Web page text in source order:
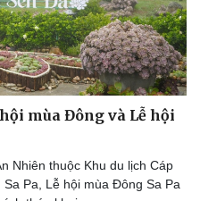
Chuyển đổi số
mùa Đông và Lễ hội
Nhiên thuộc Khu du lịch Cáp
Pa, Lễ hội mùa Đông Sa Pa